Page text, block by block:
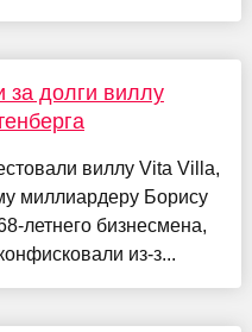
за долги виллу
виллу Vita Villa,
миллиардеру Борису
летнего бизнесмена,
из-з...